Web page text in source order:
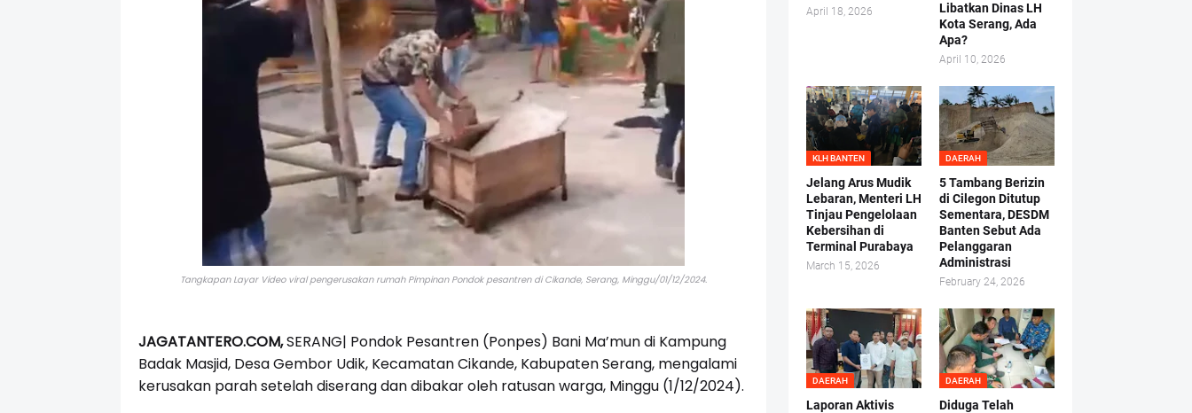
Tangkapan Layar Video viral pengerusakan rumah Pimpinan Pondok pesantren di Cikande, Serang, Minggu/01/12/2024.
JAGATANTERO.COM,SERANG| Pondok Pesantren (Ponpes) Bani Ma’mun di Kampung
Badak Masjid, Desa Gembor Udik, Kecamatan Cikande, Kabupaten Serang, mengalami
kerusakan parah setelah diserang dan dibakar oleh ratusan warga, Minggu (1/12/2024).
April 18, 2026
Libatkan Dinas LH
Kota Serang, Ada
Apa?
April 10, 2026
KLH BANTEN
Jelang Arus Mudik
Lebaran, Menteri LH
Tinjau Pengelolaan
Kebersihan di
Terminal Purabaya
March 15, 2026
DAERAH
5 Tambang Berizin
di Cilegon Ditutup
Sementara, DESDM
Banten Sebut Ada
Pelanggaran
Administrasi
February 24, 2026
DAERAH
Laporan Aktivis
DAERAH
Diduga Telah